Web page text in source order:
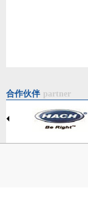
合作伙伴 partner